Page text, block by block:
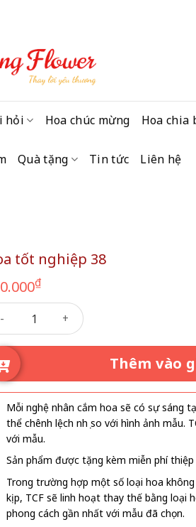
hỏi Hoa chúc mừng Hoa chia
Quà tặng Tin tức Liên hệ
tốt nghiệp 38
₫
tốt nghiệp 38 số lượng
Thêm vào
Mỗi nghệ nhân cắm hoa sẽ có sự sáng
thể chênh lệch nhẹ so với hình ảnh mẫu.
với mẫu.
Sản phẩm được tặng kèm miễn phí
Trong trường hợp một số loại hoa
kịp, TCF sẽ linh hoạt thay thế bằng loại
phong cách gần nhất với mẫu đã chọn.